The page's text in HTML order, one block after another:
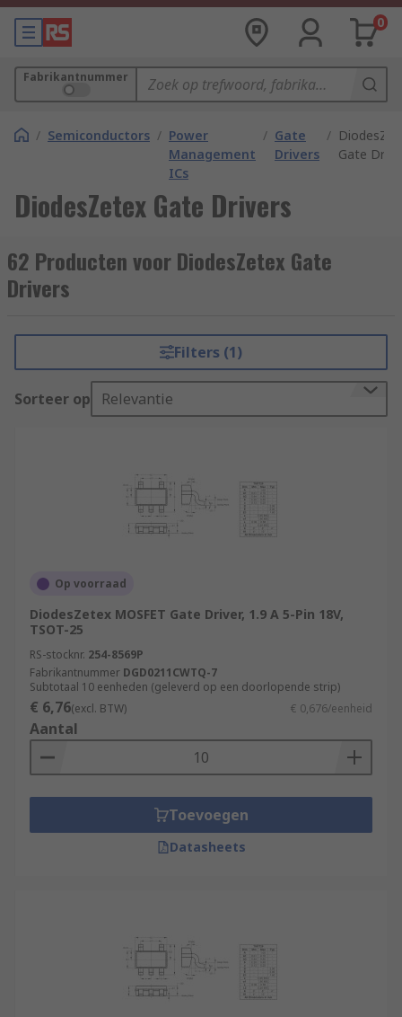
0
Fabrikantnummer
/ Semiconductors / Power
Management
ICs
/ Gate
Drivers
/
Gate
DiodesZetex Gate Drivers
62 Producten voor DiodesZetex Gate
Drivers
Filters (1)
Sorteer op Relevantie
Op voorraad
DiodesZetex MOSFET Gate Driver, 1.9 A 5-Pin 18V,
TSOT-25
RS-stocknr. 254-8569P
Fabrikantnummer DGD0211CWTQ-7
Subtotaal 10 eenheden (geleverd op een doorlopende strip)
€ 6,76(excl. BTW) € 0,676/eenheid
Aantal
Toevoegen
Datasheets